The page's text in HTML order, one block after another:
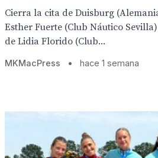
Cierra la cita de Duisburg
Esther Fuerte (Club Náutico
de Lidia Florido (Club...
MKMacPress • hace 1 semana